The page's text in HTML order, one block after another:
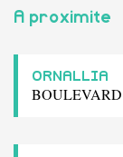
A proximite
ORNALLIA